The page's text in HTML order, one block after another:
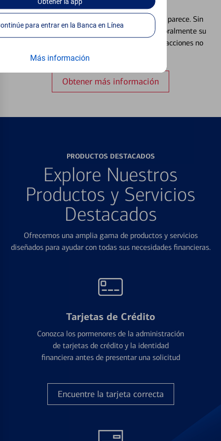
Obtenerla app
Continúe para entrar en la Banca en Línea
Más información
Extraviar una tarjeta es más común de lo que parece. Sin
embargo, puede bloquear y desbloquear temporalmente su
tarjeta de débito para ayudar a prevenir transacciones no
Obtener más información
PRODUCTOS DESTACADOS
Explore Nuestros
Productos y Servicios
Destacados
Ofrecemos una amplia gama de productos y servicios
diseñados para ayudar con todas sus necesidades financieras.
Tarjetas de Crédito
Conozca los pormenores de la administración
de tarjetas de crédito y la identidad
financiera antes de presentar una solicitud
Encuentre la tarjeta correcta